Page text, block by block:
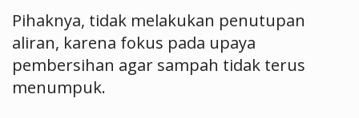
Pihaknya, tidak melakukan penutupan
aliran, karena fokus pada upaya
pembersihan agar sampah tidak terus
menumpuk.